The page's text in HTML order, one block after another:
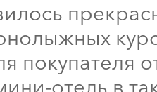
покупателя
отель в